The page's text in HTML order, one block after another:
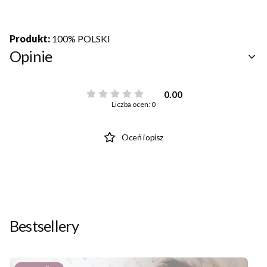
Produkt: 100% POLSKI
Opinie
0.00
Liczba ocen: 0
Oceń i opisz
Bestsellery